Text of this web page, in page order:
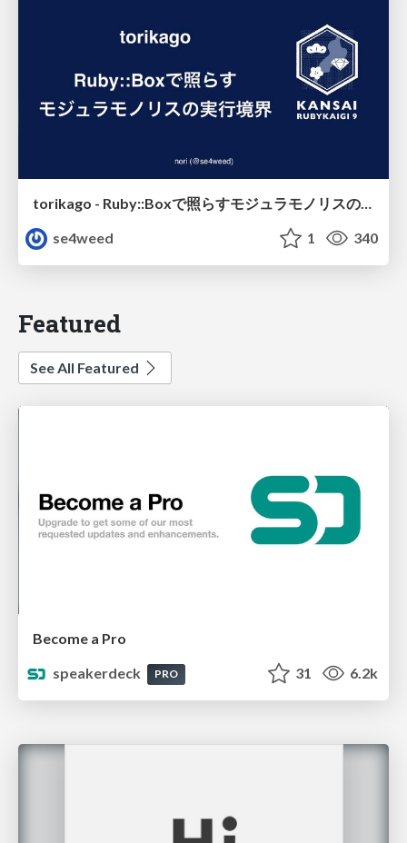
torikago - Ruby::Boxで照らすモジュラモノリスの実行境界
se4weed
1 340
Featured
See All Featured
Become a Pro
speakerdeck
PRO 31 6.2k